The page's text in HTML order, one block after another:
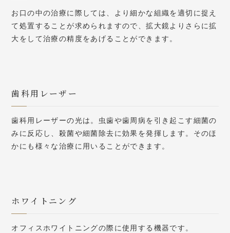
お口の中の治療に際しては、より細かな組織を適切に捉え
て処置することが求められますので、拡大鏡よりさらに拡
大をして治療の精度をあげることができます。
歯科用レーザー
歯科用レーザーの光は。虫歯や歯周病を引き起こす細菌の
みに反応し、殺菌や細菌除去に効果を発揮します。そのほ
かにも様々な治療に用いることができます。
ホワイトニング
オフィスホワイトニングの際に使用する機器です。